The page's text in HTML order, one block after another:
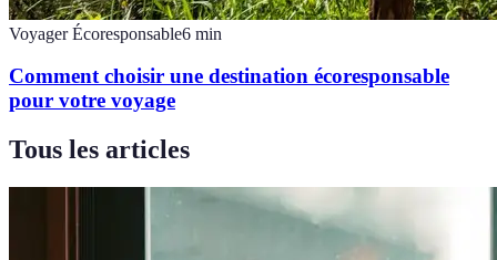
Voyager Écoresponsable6 min
Comment choisir une destination écoresponsable
pour votre voyage
Tous les articles